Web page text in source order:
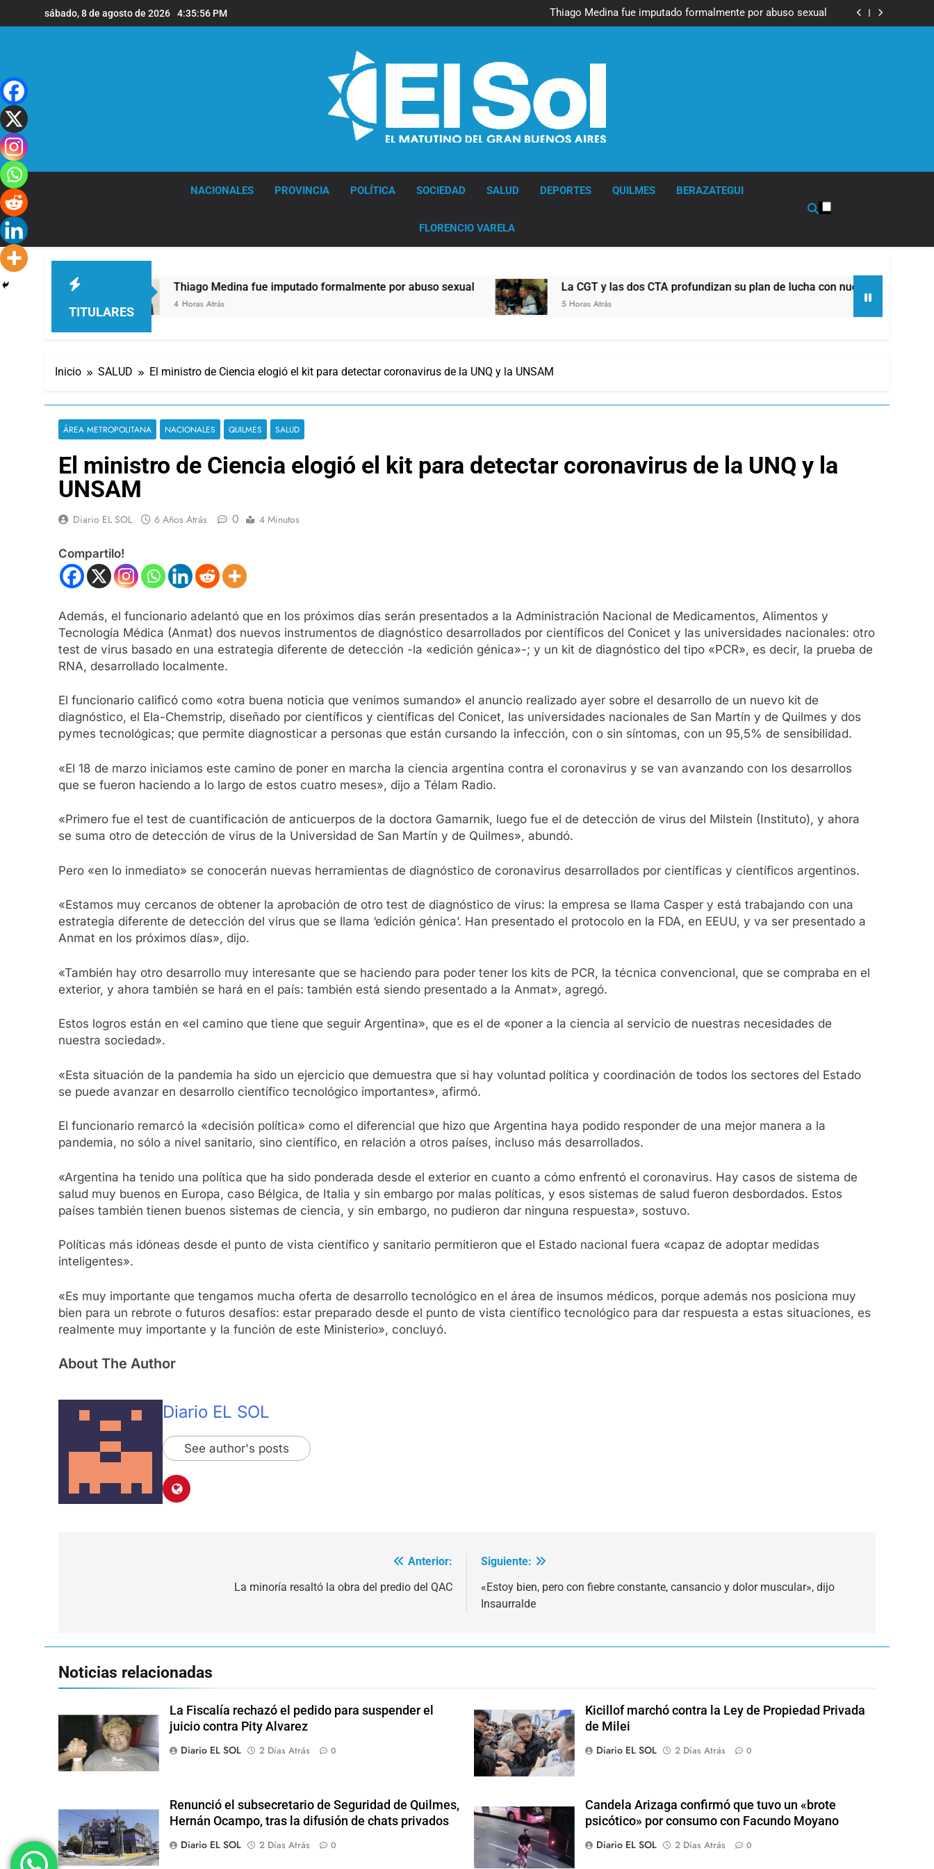
al
sábado, 8 de agosto de 2026 4:35:57 PM
Thiago Medina fue imputado formalmente por abuso sexual
La CGT y las dos CTA profundizan su plan de lucha con nuevas marchas
La CGT y las dos CTA profundizan su plan de lucha con nuevas marchas
NACIONALES PROVINCIA POLÍTICA SOCIEDAD SALUD DEPORTES QUILMES BERAZATEGUI
FLORENCIO VARELA
TITULARES
años Thiago Medina fue imputado formalmente por abuso sexual
4 Horas Atrás
La CGT y las dos CTA profundizan su plan de lucha con nuevas marchas contra el
5 Horas Atrás
Inicio SALUD El ministro de Ciencia elogió el kit para detectar coronavirus de la UNQ y la UNSAM
ÁREA METROPOLITANA NACIONALES QUILMES SALUD
El ministro de Ciencia elogió el kit para detectar coronavirus de la UNQ y la
UNSAM
Diario EL SOL 6 Años Atrás 0 4 Minutos
Compartilo!
Además, el funcionario adelantó que en los próximos días serán presentados a la Administración Nacional de Medicamentos, Alimentos y
Tecnología Médica (Anmat) dos nuevos instrumentos de diagnóstico desarrollados por científicos del Conicet y las universidades nacionales: otro
test de virus basado en una estrategia diferente de detección -la «edición génica»-; y un kit de diagnóstico del tipo «PCR», es decir, la prueba de
RNA, desarrollado localmente.
El funcionario calificó como «otra buena noticia que venimos sumando» el anuncio realizado ayer sobre el desarrollo de un nuevo kit de
diagnóstico, el Ela-Chemstrip, diseñado por científicos y científicas del Conicet, las universidades nacionales de San Martín y de Quilmes y dos
pymes tecnológicas; que permite diagnosticar a personas que están cursando la infección, con o sin síntomas, con un 95,5% de sensibilidad.
«El 18 de marzo iniciamos este camino de poner en marcha la ciencia argentina contra el coronavirus y se van avanzando con los desarrollos
que se fueron haciendo a lo largo de estos cuatro meses», dijo a Télam Radio.
«Primero fue el test de cuantificación de anticuerpos de la doctora Gamarnik, luego fue el de detección de virus del Milstein (Instituto), y ahora
se suma otro de detección de virus de la Universidad de San Martín y de Quilmes», abundó.
Pero «en lo inmediato» se conocerán nuevas herramientas de diagnóstico de coronavirus desarrollados por científicas y científicos argentinos.
«Estamos muy cercanos de obtener la aprobación de otro test de diagnóstico de virus: la empresa se llama Casper y está trabajando con una
estrategia diferente de detección del virus que se llama ‘edición génica’. Han presentado el protocolo en la FDA, en EEUU, y va ser presentado a
Anmat en los próximos días», dijo.
«También hay otro desarrollo muy interesante que se haciendo para poder tener los kits de PCR, la técnica convencional, que se compraba en el
exterior, y ahora también se hará en el país: también está siendo presentado a la Anmat», agregó.
Estos logros están en «el camino que tiene que seguir Argentina», que es el de «poner a la ciencia al servicio de nuestras necesidades de
nuestra sociedad».
«Esta situación de la pandemia ha sido un ejercicio que demuestra que si hay voluntad política y coordinación de todos los sectores del Estado
se puede avanzar en desarrollo científico tecnológico importantes», afirmó.
El funcionario remarcó la «decisión política» como el diferencial que hizo que Argentina haya podido responder de una mejor manera a la
pandemia, no sólo a nivel sanitario, sino científico, en relación a otros países, incluso más desarrollados.
«Argentina ha tenido una política que ha sido ponderada desde el exterior en cuanto a cómo enfrentó el coronavirus. Hay casos de sistema de
salud muy buenos en Europa, caso Bélgica, de Italia y sin embargo por malas políticas, y esos sistemas de salud fueron desbordados. Estos
países también tienen buenos sistemas de ciencia, y sin embargo, no pudieron dar ninguna respuesta», sostuvo.
Políticas más idóneas desde el punto de vista científico y sanitario permitieron que el Estado nacional fuera «capaz de adoptar medidas
inteligentes».
«Es muy importante que tengamos mucha oferta de desarrollo tecnológico en el área de insumos médicos, porque además nos posiciona muy
bien para un rebrote o futuros desafíos: estar preparado desde el punto de vista científico tecnológico para dar respuesta a estas situaciones, es
realmente muy importante y la función de este Ministerio», concluyó.
About The Author
Diario EL SOL
See author's posts
Anterior:
La minoría resaltó la obra del predio del QAC
Siguiente:
«Estoy bien, pero con fiebre constante, cansancio y dolor muscular», dijo
Insaurralde
Noticias relacionadas
La Fiscalía rechazó el pedido para suspender el
juicio contra Pity Alvarez
Diario EL SOL
2 Días Atrás 0
Kicillof marchó contra la Ley de Propiedad Privada
de Milei
Diario EL SOL
2 Días Atrás 0
Renunció el subsecretario de Seguridad de Quilmes,
Hernán Ocampo, tras la difusión de chats privados
Diario EL SOL
2 Días Atrás 0
Candela Arizaga confirmó que tuvo un «brote
psicótico» por consumo con Facundo Moyano
Diario EL SOL
2 Días Atrás 0